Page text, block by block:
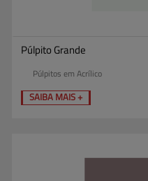
Púlpito Grande
Púlpitos em Acrílico
SAIBA MAIS +